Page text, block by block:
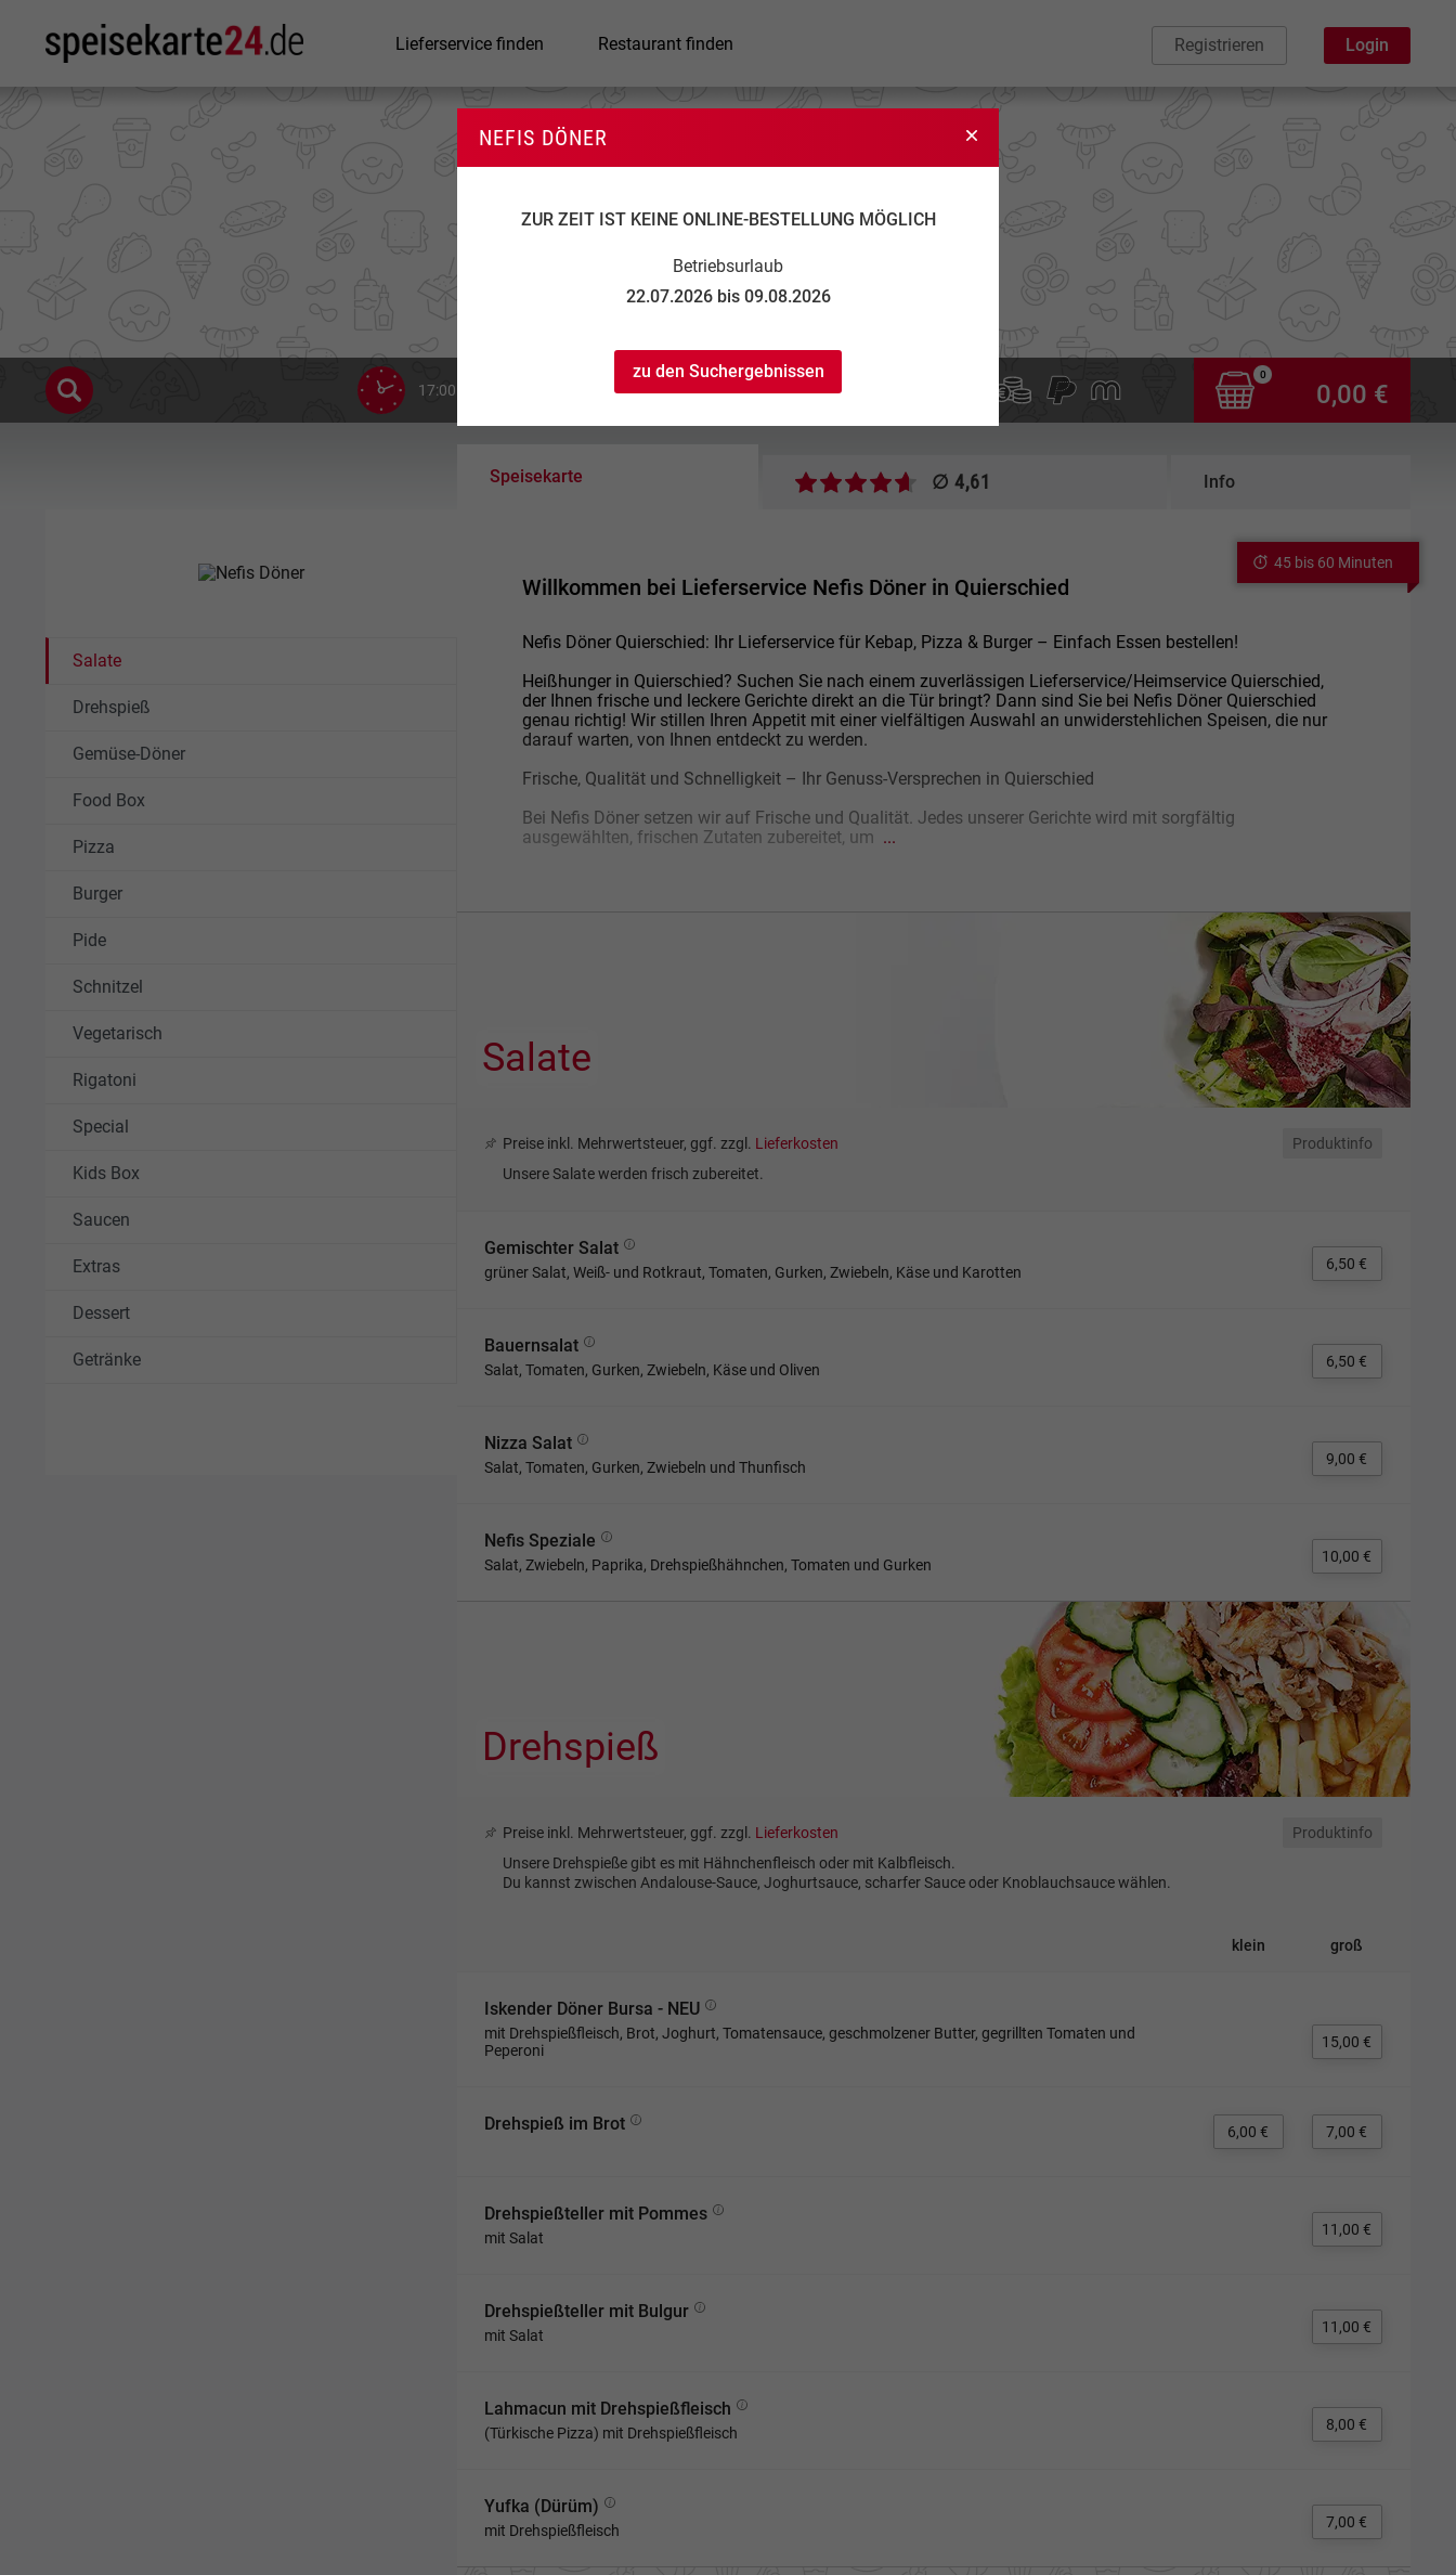
Lieferservice finden Restaurant finden Registrieren Login
NEFIS DÖNER
ZUR ZEIT IST KEINE ONLINE-BESTELLUNG MÖGLICH
Betriebsurlaub
22.07.2026 bis 09.08.2026
zu den Suchergebnissen
Nefis Döner
17:00 bis 22:00 15,00 € 2,00 €
0
0,00 €
Speisekarte ∅ 4,61 Info
Salate
Drehspieß
Gemüse-Döner
Food Box
Pizza
Burger
Pide
Schnitzel
Vegetarisch
Rigatoni
Special
Kids Box
Saucen
Extras
Dessert
Getränke
Willkommen bei Lieferservice Nefis Döner in Quierschied
Nefis Döner Quierschied: Ihr Lieferservice für Kebap, Pizza & Burger – Einfach Essen bestellen!
Heißhunger in Quierschied? Suchen Sie nach einem zuverlässigen Lieferservice/Heimservice Quierschied,
der Ihnen frische und leckere Gerichte direkt an die Tür bringt? Dann sind Sie bei Nefis Döner Quierschied
genau richtig! Wir stillen Ihren Appetit mit einer vielfältigen Auswahl an unwiderstehlichen Speisen, die nur
darauf warten, von Ihnen entdeckt zu werden.
Frische, Qualität und Schnelligkeit – Ihr Genuss-Versprechen in Quierschied
Bei Nefis Döner setzen wir auf Frische und Qualität. Jedes unserer Gerichte wird mit sorgfältig
ausgewählten, frischen Zutaten zubereitet, um ...
45 bis 60 Minuten
Salate
Preise inkl. Mehrwertsteuer, ggf. zzgl. Lieferkosten
Produktinfo
Unsere Salate werden frisch zubereitet.
Gemischter Salat
grüner Salat, Weiß- und Rotkraut, Tomaten, Gurken, Zwiebeln, Käse und Karotten 6,50 €
Bauernsalat
Salat, Tomaten, Gurken, Zwiebeln, Käse und Oliven 6,50 €
Nizza Salat
Salat, Tomaten, Gurken, Zwiebeln und Thunfisch 9,00 €
Nefis Speziale
Salat, Zwiebeln, Paprika, Drehspießhähnchen, Tomaten und Gurken 10,00 €
Drehspieß
Preise inkl. Mehrwertsteuer, ggf. zzgl. Lieferkosten
Produktinfo
Unsere Drehspieße gibt es mit Hähnchenfleisch oder mit Kalbfleisch.
Du kannst zwischen Andalouse-Sauce, Joghurtsauce, scharfer Sauce oder Knoblauchsauce wählen.
klein groß
Iskender Döner Bursa - NEU
mit Drehspießfleisch, Brot, Joghurt, Tomatensauce, geschmolzener Butter, gegrillten Tomaten und
Peperoni
15,00 €
Drehspieß im Brot 6,00 € 7,00 €
Drehspießteller mit Pommes
mit Salat 11,00 €
Drehspießteller mit Bulgur
mit Salat 11,00 €
Lahmacun mit Drehspießfleisch
(Türkische Pizza) mit Drehspießfleisch 8,00 €
Yufka (Dürüm)
mit Drehspießfleisch 7,00 €